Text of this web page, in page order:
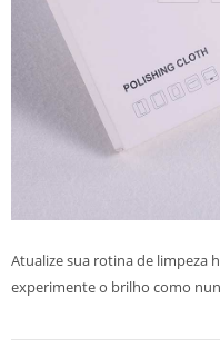
Atualize sua rotina de limpeza
experimente o brilho como